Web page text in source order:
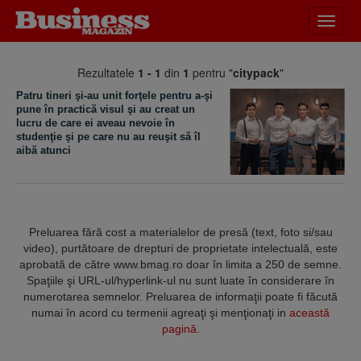
meniu
Rezultatele 1 - 1 din 1 pentru "citypack"
Patru tineri şi-au unit forţele pentru a-şi
pune în practică visul şi au creat un
lucru de care ei aveau nevoie în
studenţie şi pe care nu au reuşit să îl
aibă atunci
Preluarea fără cost a materialelor de presă (text, foto si/sau
video), purtătoare de drepturi de proprietate intelectuală, este
aprobată de către www.bmag.ro doar în limita a 250 de semne.
Spaţiile şi URL-ul/hyperlink-ul nu sunt luate în considerare în
numerotarea semnelor. Preluarea de informaţii poate fi făcută
numai în acord cu termenii agreaţi şi menţionaţi in această
pagină.